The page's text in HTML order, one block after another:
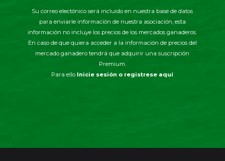
Su correo electónico será incluido en nuestra base de datos
para enviarle información de nuestra asociación, esta
información no incluye los precios de los mercados ganaderos.
En caso de que quiera acceder a la información de precios del
mercado ganadero tendrá que adquirir una suscripción
Premium.
Para ello Inicie sesión o registrese aquí